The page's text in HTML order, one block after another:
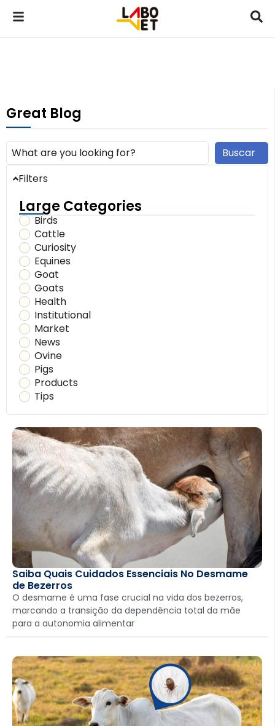
Great Blog
Buscar
Filters
Large Categories
Birds
Cattle
Curiosity
Equines
Goat
Goats
Health
Institutional
Market
News
Ovine
Pigs
Products
Tips
Saiba Quais Cuidados Essenciais No Desmame
de Bezerros
O desmame é uma fase crucial na vida dos bezerros,
marcando a transição da dependência total da mãe
para a autonomia alimentar